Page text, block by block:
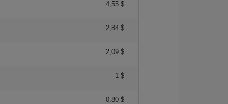
4,55 $
2,84 $
2,09 $
1 $
0,80 $